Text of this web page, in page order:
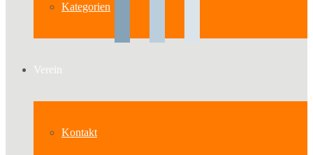
Kategorien
Verein
Kontakt